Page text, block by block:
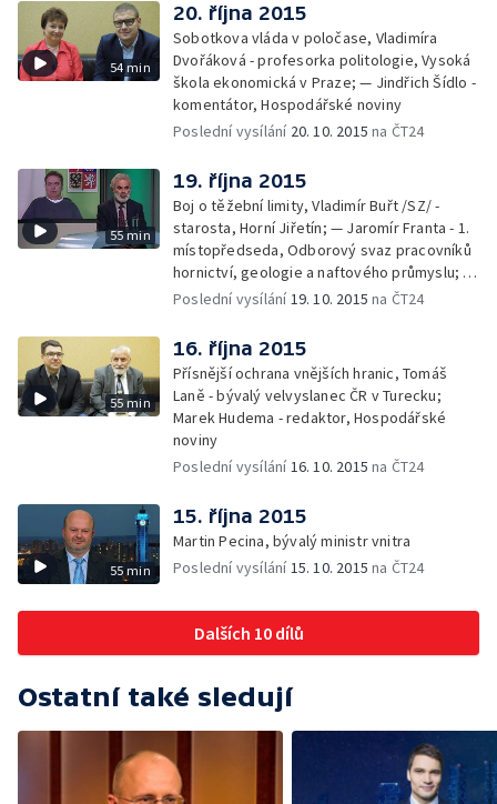
54 min
20. října 2015
Sobotkova vláda v poločase, Vladimíra
Dvořáková - profesorka politologie, Vysoká
škola ekonomická v Praze; — Jindřich Šídlo -
komentátor, Hospodářské noviny
Poslední vysílání 20. 10. 2015 na ČT24
55 min
19. října 2015
Boj o těžební limity, Vladimír Buřt /SZ/ -
starosta, Horní Jiřetín; — Jaromír Franta - 1.
místopředseda, Odborový svaz pracovníků
hornictví, geologie a naftového průmyslu; —
Gabriela Sáričková Benešová - mluvčí
Poslední vysílání19. 10. 2015 na ČT24
55 min
16. října 2015
Přísnější ochrana vnějších hranic, Tomáš
Laně - bývalý velvyslanec ČR v Turecku;
Marek Hudema - redaktor, Hospodářské
noviny
Poslední vysílání16. 10. 2015 na ČT24
55 min
15. října 2015
Martin Pecina, bývalý ministr vnitra
Poslední vysílání15. 10. 2015 na ČT24
Dalších 10 dílů
Ostatní také sledují